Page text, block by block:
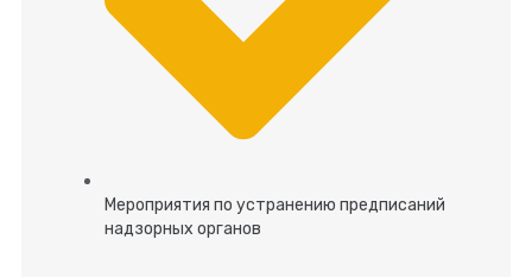
Мероприятия по устранению предписаний
надзорных органов